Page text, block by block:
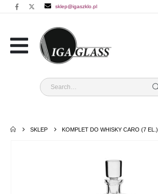
sklep@igaszklo.pl
SKLEP KOMPLET DO WHISKY CARO (7 EL.)